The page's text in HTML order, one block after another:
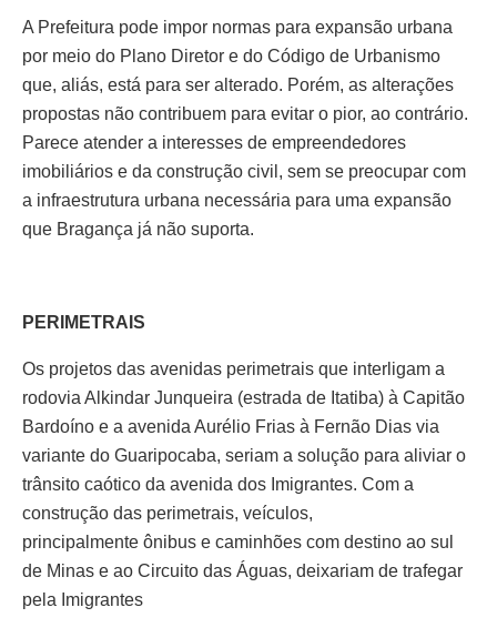
A Prefeitura pode impor normas para expansão urbana
por meio do Plano Diretor e do Código de Urbanismo
que, aliás, está para ser alterado. Porém, as alterações
propostas não contribuem para evitar o pior, ao contrário.
Parece atender a interesses de empreendedores
imobiliários e da construção civil, sem se preocupar com
a infraestrutura urbana necessária para uma expansão
que Bragança já não suporta.
PERIMETRAIS
Os projetos das avenidas perimetrais que interligam a
rodovia Alkindar Junqueira (estrada de Itatiba) à Capitão
Bardoíno e a avenida Aurélio Frias à Fernão Dias via
variante do Guaripocaba, seriam a solução para aliviar o
trânsito caótico da avenida dos Imigrantes. Com a
construção das perimetrais, veículos,
principalmente ônibus e caminhões com destino ao sul
de Minas e ao Circuito das Águas, deixariam de trafegar
pela Imigrantes